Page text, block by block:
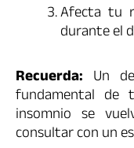
Afecta tu
durante el
Recuerda: Un
fundamental de
insomnio se
consultar con un